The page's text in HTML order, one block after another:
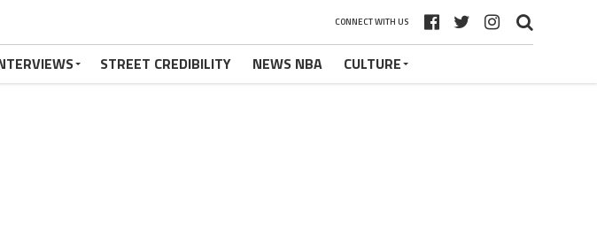
CONNECT WITH US
STREET CREDIBILITY NEWS NBA CULTURE